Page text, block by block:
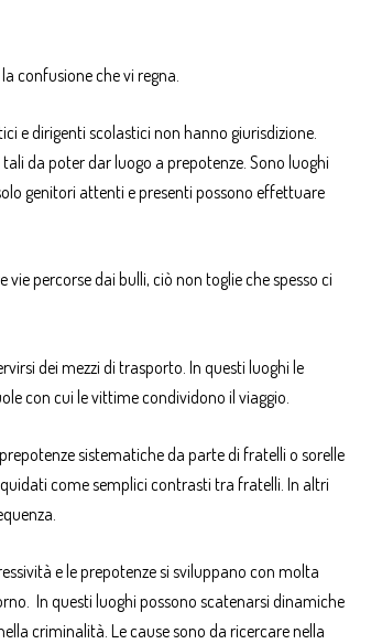
confusione che vi regna.
e dirigenti scolastici non hanno giurisdizione.
da poter dar luogo a prepotenze. Sono luoghi
genitori attenti e presenti possono effettuare
percorse dai bulli, ciò non toglie che spesso ci
dei mezzi di trasporto. In questi luoghi le
con cui le vittime condividono il viaggio.
sistematiche da parte di fratelli o sorelle
come semplici contrasti tra fratelli. In altri
e le prepotenze si sviluppano con molta
In questi luoghi possono scatenarsi dinamiche
criminalità. Le cause sono da ricercare nella